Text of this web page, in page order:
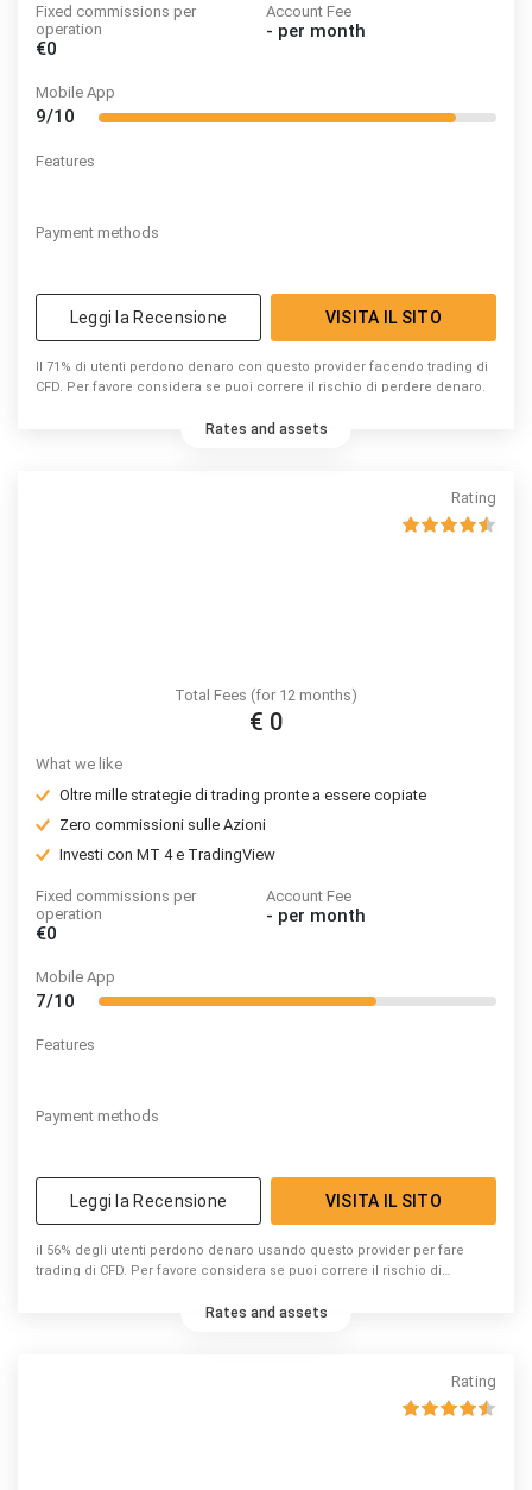
Fixed commissions per
operation
€0
Account Fee
- per month
Mobile App
9/10
Features
Payment methods
Leggi la Recensione VISITA IL SITO
Il 71% di utenti perdono denaro con questo provider facendo trading di
CFD. Per favore considera se puoi correre il rischio di perdere denaro.
Rates and assets
Rating
Total Fees (for 12 months)
€ 0
What we like
Oltre mille strategie di trading pronte a essere copiate
Zero commissioni sulle Azioni
Investi con MT 4 e TradingView
Fixed commissions per
operation
€0
Account Fee
- per month
Mobile App
7/10
Features
Payment methods
Leggi la Recensione VISITA IL SITO
il 56% degli utenti perdono denaro usando questo provider per fare
trading di CFD. Per favore considera se puoi correre il rischio di
Rates and assets
Rating